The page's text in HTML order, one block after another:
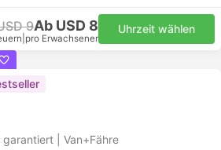
9Ab USD 8
pro Erwachsener
Uhrzeit wählen
| Van+Fähre